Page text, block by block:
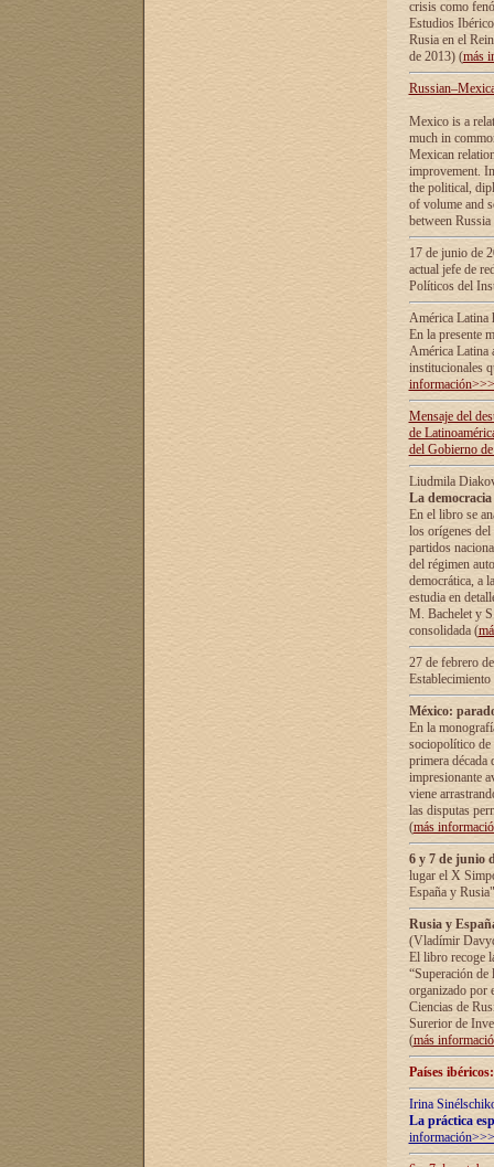
crisis como
Estudios
Rusia en el
de 2013) (más
Mexico is a
much in
Mexican
improvement.
the political,
of volume and
between
17 de junio de
actual jefe de
Políticos del
América Latina
En la presente
América Latina
institucionales
información>>>
Mensaje del
de
del Gobierno
Liudmila
La
En el libro se
los orígenes
partidos
del régimen
democrática, а
estudia en
М. Bachelet у
consolidada (
27 de febrero
México:
En la
sociopolítico de
primera década
impresionante
viene
las disputas
(más
6 y 7 de junio
lugar el X
España y
Rusia y
(Vladímir
El libro recoge
“Superación
organizado por
Ciencias de
Surerior de
(más
Países
Irina
La práctica
información>>>